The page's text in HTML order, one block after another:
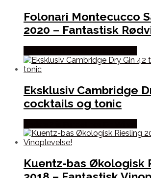
Folonari Montecucco
2020 – Fantastisk
Eksklusiv Cambridge
cocktails og tonic
Kuentz-bas Økologisk